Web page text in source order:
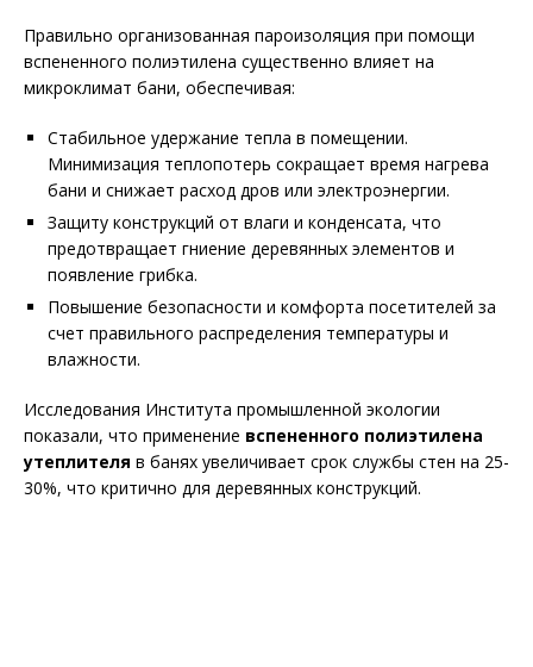
Правильно организованная пароизоляция при помощи
вспененного полиэтилена существенно влияет на
микроклимат бани, обеспечивая:
Стабильное удержание тепла в помещении.
Минимизация теплопотерь сокращает время нагрева
бани и снижает расход дров или электроэнергии.
Защиту конструкций от влаги и конденсата, что
предотвращает гниение деревянных элементов и
появление грибка.
Повышение безопасности и комфорта посетителей за
счет правильного распределения температуры и
влажности.
Исследования Института промышленной экологии
показали, что применение вспененного полиэтилена
утеплителя в банях увеличивает срок службы стен на 25-
30%, что критично для деревянных конструкций.